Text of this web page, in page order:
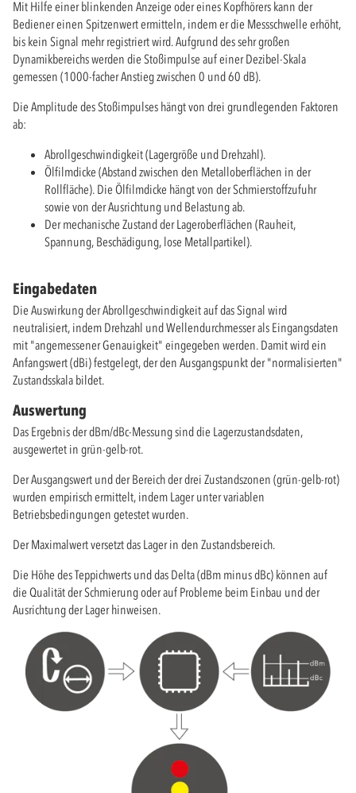
Mit Hilfe einer blinkenden Anzeige oder eines Kopfhörers kann der
Bediener einen Spitzenwert ermitteln, indem er die Messschwelle erhöht,
bis kein Signal mehr registriert wird. Aufgrund des sehr großen
Dynamikbereichs werden die Stoßimpulse auf einer Dezibel-Skala
gemessen (1000-facher Anstieg zwischen 0 und 60 dB).
Die Amplitude des Stoßimpulses hängt von drei grundlegenden Faktoren
ab:
Abrollgeschwindigkeit (Lagergröße und Drehzahl).
Ölfilmdicke (Abstand zwischen den Metalloberflächen in der
Rollfläche). Die Ölfilmdicke hängt von der Schmierstoffzufuhr
sowie von der Ausrichtung und Belastung ab.
Der mechanische Zustand der Lageroberflächen (Rauheit,
Spannung, Beschädigung, lose Metallpartikel).
Eingabedaten
Die Auswirkung der Abrollgeschwindigkeit auf das Signal wird
neutralisiert, indem Drehzahl und Wellendurchmesser als Eingangsdaten
mit "angemessener Genauigkeit" eingegeben werden. Damit wird ein
Anfangswert (dBi) festgelegt, der den Ausgangspunkt der "normalisierten"
Zustandsskala bildet.
Auswertung
Das Ergebnis der dBm/dBc-Messung sind die Lagerzustandsdaten,
ausgewertet in grün-gelb-rot.
Der Ausgangswert und der Bereich der drei Zustandszonen (grün-gelb-rot)
wurden empirisch ermittelt, indem Lager unter variablen
Betriebsbedingungen getestet wurden.
Der Maximalwert versetzt das Lager in den Zustandsbereich.
Die Höhe des Teppichwerts und das Delta (dBm minus dBc) können auf
die Qualität der Schmierung oder auf Probleme beim Einbau und der
Ausrichtung der Lager hinweisen.